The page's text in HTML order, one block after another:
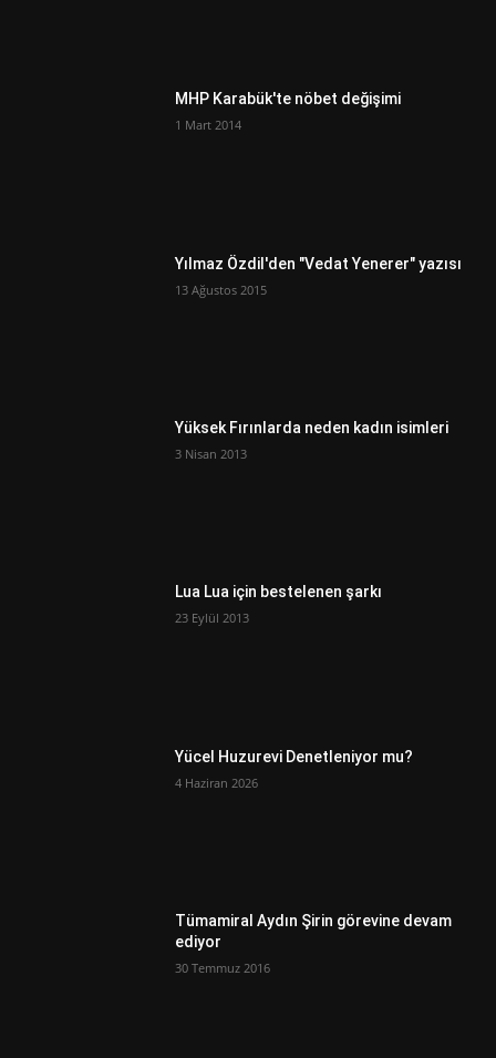
MHP Karabük'te nöbet değişimi
1 Mart 2014
Yılmaz Özdil'den "Vedat Yenerer" yazısı
13 Ağustos 2015
Yüksek Fırınlarda neden kadın isimleri
3 Nisan 2013
Lua Lua için bestelenen şarkı
23 Eylül 2013
Yücel Huzurevi Denetleniyor mu?
4 Haziran 2026
Tümamiral Aydın Şirin görevine devam
ediyor
30 Temmuz 2016